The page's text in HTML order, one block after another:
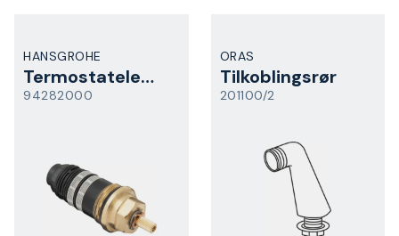
HANSGROHE
Termostatelement
94282000
ORAS
Tilkoblingsrør
201100/2